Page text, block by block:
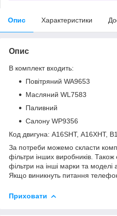
Опис Характеристики
Опис
В комплект входить:
Повітряний WA9653
Масляний WL7583
Паливний
Салону WP9356
Код двигуна: A16SHT, A16XHT,
За потреби можемо скласти
фільтри інших виробників. Також
фільтри на інші марки та моделі
Якщо виникнуть питання
Приховати